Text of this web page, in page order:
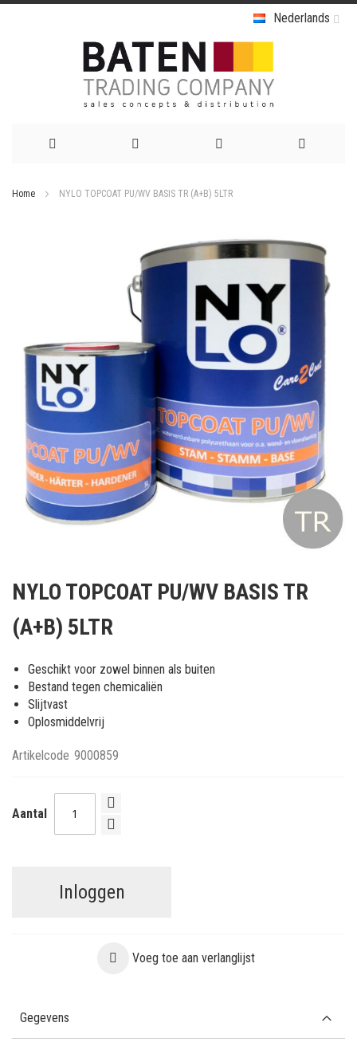
Nederlands
Home NYLO TOPCOAT PU/WV BASIS TR (A+B) 5LTR
gallerij
het
van
afbeeldingen-
gallerij
NYLO TOPCOAT PU/WV BASIS TR
(A+B) 5LTR
Geschikt voor zowel binnen als buiten
Bestand tegen chemicaliën
Slijtvast
Oplosmiddelvrij
Artikelcode 9000859
Aantal
Inloggen
Voeg toe aan verlanglijst
Gegevens